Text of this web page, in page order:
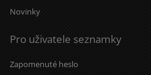
Novinky
Pro uživatele seznamky
Zapomenuté heslo